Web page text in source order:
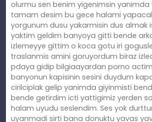
olurmu sen benim yigenimsin
tamam desim bu gece halami
yorgunum dusu yakarmisin dus almak
yaktim geldim banyoya gitti bende
izlemeyye gittim o koca gotu iri
traslanmis amini goruyordum biraz
pdaya gidip bilgiaayardan porno
banyonun kapisinin sesini duydum
cirilciplak gelip yanimda giyinmisti
bende getirdim icti yattigimiz yerden
halam uyudu seslendim. Ses yok
uyanmadi sirti bana donuktu yavas